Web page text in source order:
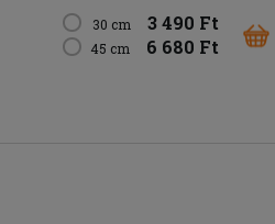
30 cm 3 490 Ft
45 cm 6 680 Ft